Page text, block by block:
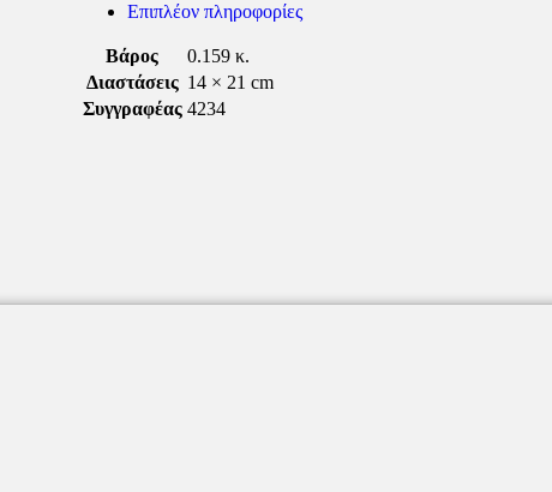
Επιπλέον πληροφορίες
Βάρος
0.159 κ.
Διαστάσεις 14 × 21 cm
Συγγραφέας 4234